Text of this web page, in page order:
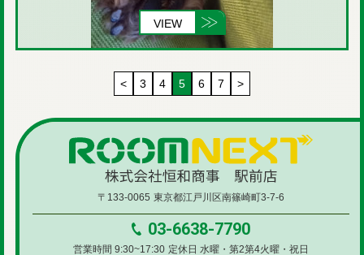
VIEW
< 3 4 5 6 7 >
〒133-0065 東京都江戸川区南篠崎町3-7-6
03-6638-7790
営業時間 9:30~17:30 定休日 水曜・第2第4火曜・祝日